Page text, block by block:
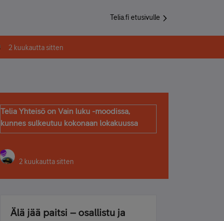
Telia.fi etusivulle
2 kuukautta sitten
Telia Yhteisö on Vain luku -moodissa,
kunnes sulkeutuu kokonaan lokakuussa
2 kuukautta sitten
Älä jää paitsi – osallistu ja